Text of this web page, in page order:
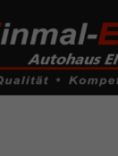
to address